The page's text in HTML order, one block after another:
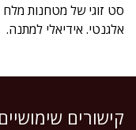
סט זוגי של מטחנות מלח
אלגנטי. אידיאלי למתנה.
קישורים שימושיים